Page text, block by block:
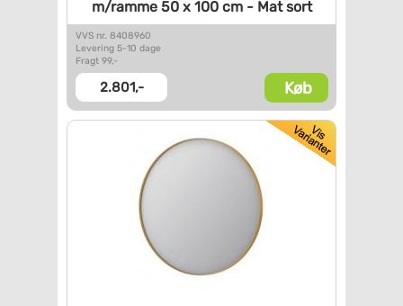
m/ramme 50 x 100 cm - Mat sort
VVS nr. 8408960
Levering 5-10 dage
Fragt 99,-
2.801,- Køb